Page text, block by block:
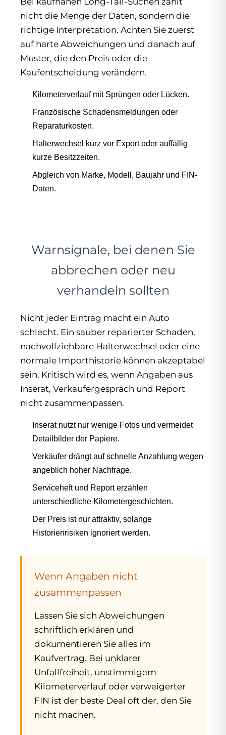
nicht die Menge der Daten, sondern die
richtige Interpretation. Achten Sie zuerst
auf harte Abweichungen und danach auf
Muster, die den Preis oder die
Kaufentscheidung verändern.
Kilometerverlauf mit Sprüngen oder Lücken.
Französische Schadensmeldungen oder
Reparaturkosten.
Halterwechsel kurz vor Export oder auffällig
kurze Besitzzeiten.
Abgleich von Marke, Modell, Baujahr und FIN-
Daten.
Warnsignale, bei denen Sie
abbrechen oder neu
verhandeln sollten
Nicht jeder Eintrag macht ein Auto
schlecht. Ein sauber reparierter Schaden,
nachvollziehbare Halterwechsel oder eine
normale Importhistorie können akzeptabel
sein. Kritisch wird es, wenn Angaben aus
Inserat, Verkäufergespräch und Report
nicht zusammenpassen.
Inserat nutzt nur wenige Fotos und vermeidet
Detailbilder der Papiere.
Verkäufer drängt auf schnelle Anzahlung wegen
angeblich hoher Nachfrage.
Serviceheft und Report erzählen
unterschiedliche Kilometergeschichten.
Der Preis ist nur attraktiv, solange
Historienrisiken ignoriert werden.
Wenn Angaben nicht
zusammenpassen
Lassen Sie sich Abweichungen
schriftlich erklären und
dokumentieren Sie alles im
Kaufvertrag. Bei unklarer
Unfallfreiheit, unstimmigem
Kilometerverlauf oder verweigerter
FIN ist der beste Deal oft der, den Sie
nicht machen.